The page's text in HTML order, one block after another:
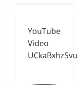
YouTube
Video